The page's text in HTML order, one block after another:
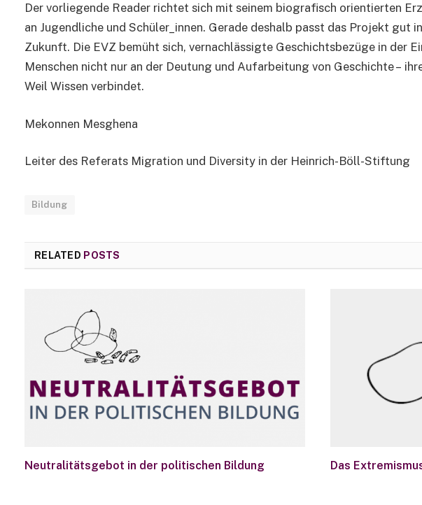
Der vorliegende Reader richtet sich mit seinem biografisch orientierten
an Jugendliche und Schüler_innen. Gerade deshalb passt das Projekt
Zukunft. Die EVZ bemüht sich, vernachlässigte Geschichtsbezüge in der
Menschen nicht nur an der Deutung und Aufarbeitung von Geschichte –
Weil Wissen verbindet.
Mekonnen Mesghena
Leiter des Referats Migration und Diversity in der Heinrich-Böll-Stiftung
Bildung
RELATED POSTS
Neutralitätsgebot in der politischen Bildung Das